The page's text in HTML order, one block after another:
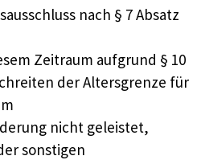
nach § 7 Absatz
Zeitraum aufgrund § 10
der Altersgrenze für
nicht geleistet,
sonstigen